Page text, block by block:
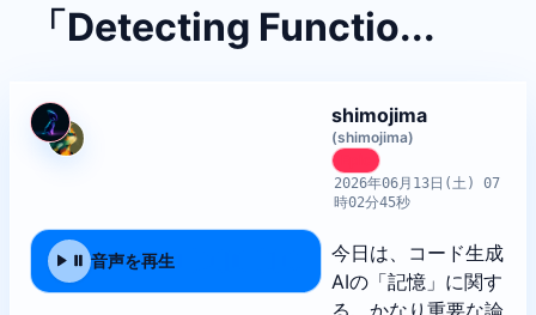
「Detecting Functio...
shimojima
(shimojima)
2026年06月13日(土) 07
時02分45秒
音声を再生
今日は、コード生成
AIの「記憶」に関す
る、かなり重要な論